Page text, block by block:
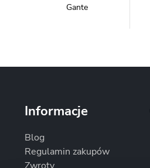
Gante
Informacje
Blog
Regulamin zakupów